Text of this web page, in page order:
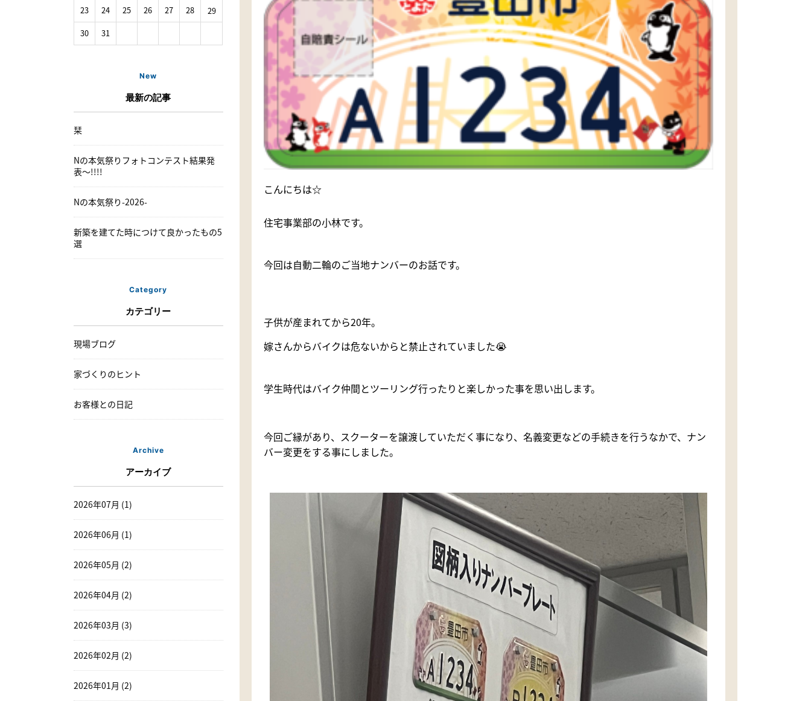
こんにちは☆
住宅事業部の小林です。
今回は自動二輪のご当地ナンバーのお話です。
子供が産まれてから20年。
嫁さんからバイクは危ないからと禁止されていました😭
学生時代はバイク仲間とツーリング行ったりと楽しかった事を思い出します。
今回ご縁があり、スクーターを譲渡していただく事になり、名義変更などの手続きを行うなかで、ナン
バー変更をする事にしました。
23 24 25 26 27 28
29
30
31
New
最新の記事
栞
Nの本気祭りフォトコンテスト結果発
表〜!!!!
Nの本気祭り-2026-
新築を建てた時につけて良かったもの5
選
Category
カテゴリー
現場ブログ
家づくりのヒント
お客様との日記
Archive
アーカイブ
2026年07月 (1)
2026年06月 (1)
2026年05月 (2)
2026年04月 (2)
2026年03月 (3)
2026年02月 (2)
2026年01月 (2)